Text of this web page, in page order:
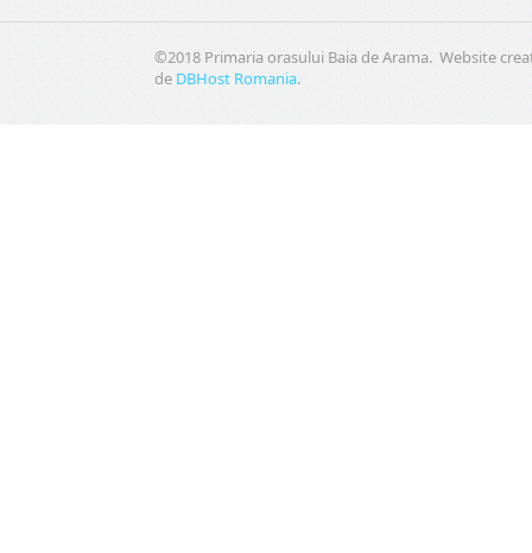
©2018 Primaria orasului Baia de Arama. Website
de DBHost Romania.